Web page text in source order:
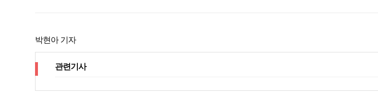
박현아 기자
관련기사